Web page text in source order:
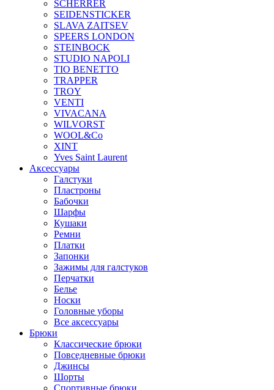
SCHERRER
SEIDENSTICKER
SLAVA ZAITSEV
SPEERS LONDON
STEINBOCK
STUDIO NAPOLI
TIO BENETTO
TRAPPER
TROY
VENTI
VIVACANA
WILVORST
WOOL&Co
XINT
Yves Saint Laurent
Аксессуары
Галстуки
Пластроны
Бабочки
Шарфы
Кушаки
Ремни
Платки
Запонки
Зажимы для галстуков
Перчатки
Белье
Носки
Головные уборы
Все аксессуары
Брюки
Классические брюки
Повседневные брюки
Джинсы
Шорты
Спортивные брюки